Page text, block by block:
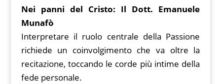
Nei panni del Cristo: Il Dott. Emanuele
Munafò
Interpretare il ruolo centrale della Passione
richiede un coinvolgimento che va oltre la
recitazione, toccando le corde più intime della
fede personale.